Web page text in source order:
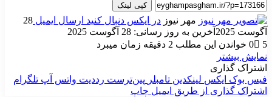
کپی لینک
مهر نیوز در ایکس دنبال کنید ارسال ایمیل 28
آگوست 2025
آخرین به روز رسانی: 28 آگوست 2025
0
5
خواندن این مطلب 2 دقیقه زمان میبرد
نمایش بیشتر
اشتراک گذاری
فیس بوک ایکس لینکدین ‫تامبلر ‫پین‌ترست ‫رددیت واتس آپ تلگرام
اشتراک گذاری از طریق ایمیل چاپ